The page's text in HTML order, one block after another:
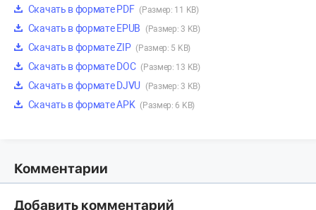
Скачать в формате PDF (Размер: 11 KB)
Скачать в формате EPUB (Размер: 3 KB)
Скачать в формате ZIP (Размер: 5 KB)
Скачать в формате DOC (Размер: 13 KB)
Скачать в формате DJVU (Размер: 3 KB)
Скачать в формате APK (Размер: 6 KB)
Комментарии
Добавить комментарий